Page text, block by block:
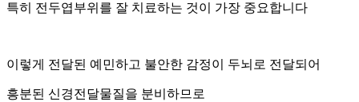
특히 전두엽부위를 잘 치료하는 것이 가장 중요합니다
이렇게 전달된 예민하고 불안한 감정이 두뇌로 전달되어
흥분된 신경전달물질을 분비하므로